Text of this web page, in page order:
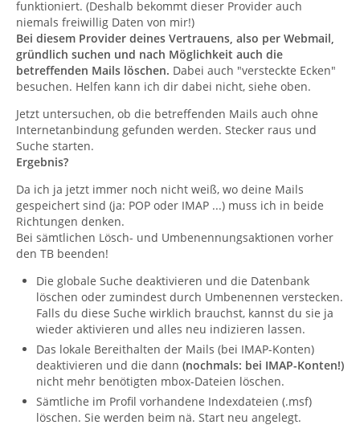
funktioniert. (Deshalb bekommt dieser Provider auch
niemals freiwillig Daten von mir!)
Bei diesem Provider deines Vertrauens, also per Webmail,
gründlich suchen und nach Möglichkeit auch die
betreffenden Mails löschen. Dabei auch "versteckte Ecken"
besuchen. Helfen kann ich dir dabei nicht, siehe oben.
Jetzt untersuchen, ob die betreffenden Mails auch ohne
Internetanbindung gefunden werden. Stecker raus und
Suche starten.
Ergebnis?
Da ich ja jetzt immer noch nicht weiß, wo deine Mails
gespeichert sind (ja: POP oder IMAP ...) muss ich in beide
Richtungen denken.
Bei sämtlichen Lösch- und Umbenennungsaktionen vorher
den TB beenden!
Die globale Suche deaktivieren und die Datenbank
löschen oder zumindest durch Umbenennen verstecken.
Falls du diese Suche wirklich brauchst, kannst du sie ja
wieder aktivieren und alles neu indizieren lassen.
Das lokale Bereithalten der Mails (bei IMAP-Konten)
deaktivieren und die dann (nochmals: bei IMAP-Konten!)
nicht mehr benötigten mbox-Dateien löschen.
Sämtliche im Profil vorhandene Indexdateien (.msf)
löschen. Sie werden beim nä. Start neu angelegt.